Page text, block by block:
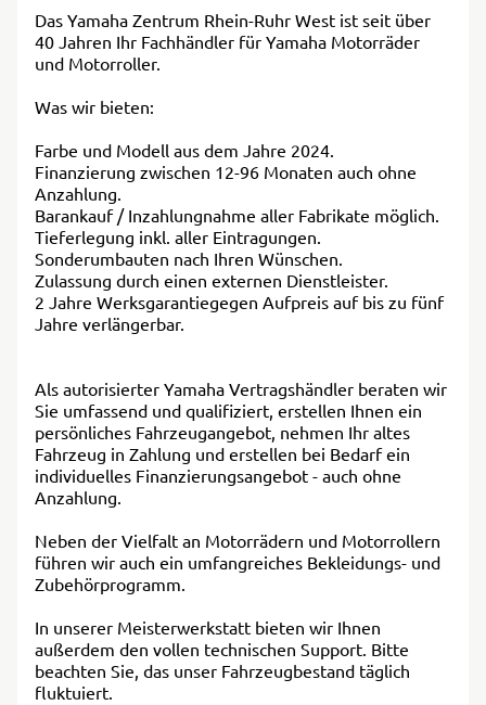
Das Yamaha Zentrum Rhein-Ruhr West ist seit über
40 Jahren Ihr Fachhändler für Yamaha Motorräder
und Motorroller.
Was wir bieten:
Farbe und Modell aus dem Jahre 2024.
Finanzierung zwischen 12-96 Monaten auch ohne
Anzahlung.
Barankauf / Inzahlungnahme aller Fabrikate möglich.
Tieferlegung inkl. aller Eintragungen.
Sonderumbauten nach Ihren Wünschen.
Zulassung durch einen externen Dienstleister.
2 Jahre Werksgarantiegegen Aufpreis auf bis zu fünf
Jahre verlängerbar.
Als autorisierter Yamaha Vertragshändler beraten wir
Sie umfassend und qualifiziert, erstellen Ihnen ein
persönliches Fahrzeugangebot, nehmen Ihr altes
Fahrzeug in Zahlung und erstellen bei Bedarf ein
individuelles Finanzierungsangebot - auch ohne
Anzahlung.
Neben der Vielfalt an Motorrädern und Motorrollern
führen wir auch ein umfangreiches Bekleidungs- und
Zubehörprogramm.
In unserer Meisterwerkstatt bieten wir Ihnen
außerdem den vollen technischen Support. Bitte
beachten Sie, das unser Fahrzeugbestand täglich
fluktuiert.